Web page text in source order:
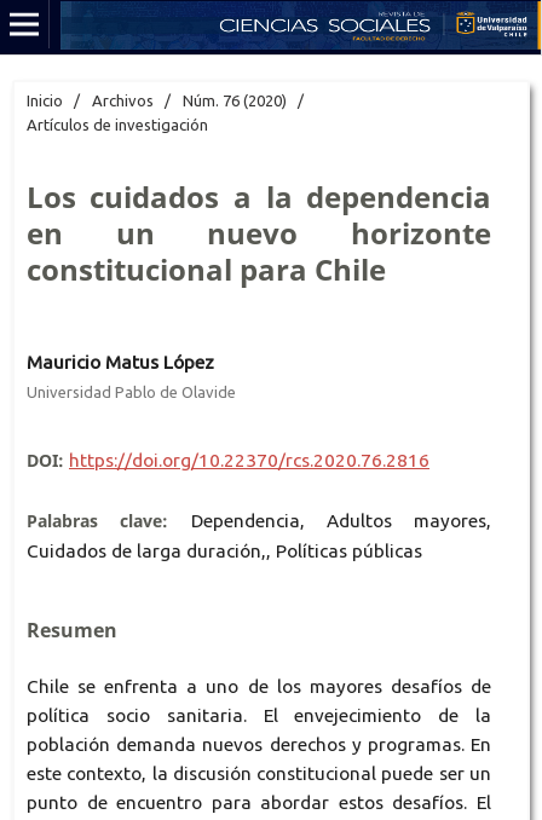
Inicio / Archivos / Núm. 76 (2020)
/
Artículos de investigación
Los cuidados a la dependencia
en un nuevo horizonte
constitucional para Chile
Mauricio Matus López
Universidad Pablo de Olavide
DOI: https://doi.org/10.22370/rcs.2020.76.2816
Palabras clave:
Dependencia, Adultos mayores,
Cuidados de larga duración,, Políticas públicas
Resumen
Chile se enfrenta a uno de los mayores desafíos de
política socio sanitaria. El envejecimiento de la
población demanda nuevos derechos y programas. En
este contexto, la discusión constitucional puede ser un
punto de encuentro para abordar estos desafíos. El